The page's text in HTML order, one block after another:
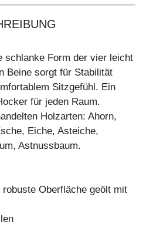
schlanke Form der vier leicht
Beine sorgt für Stabilität
Sitzgefühl. Ein
für jeden Raum.
Holzarten: Ahorn,
Eiche, Asteiche,
Astnussbaum.
robuste Oberfläche geölt mit